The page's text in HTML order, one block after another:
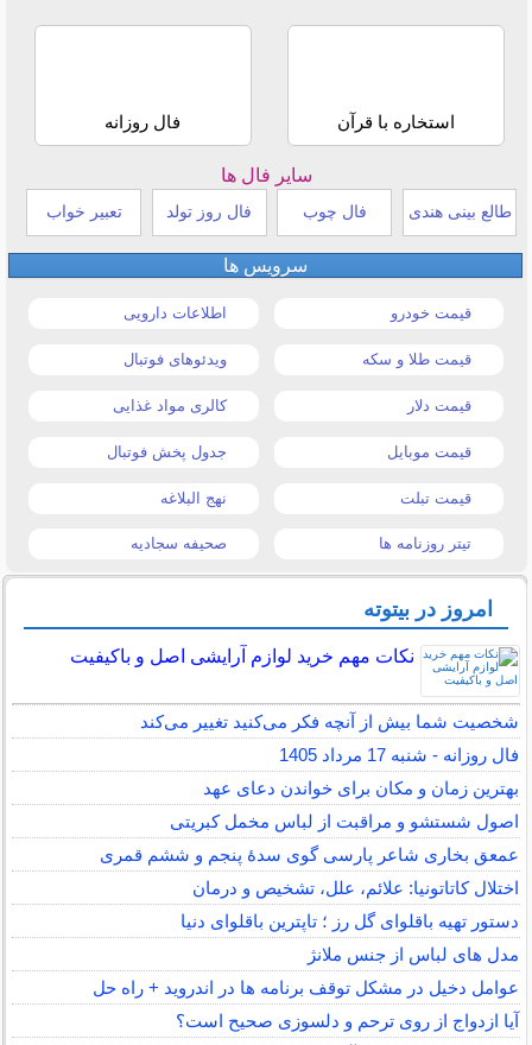
استخاره با قرآن فال روزانه
سایر فال ها
طالع بینی هندی فال چوب فال روز تولد تعبیر خواب
سرویس ها
قیمت خودرو اطلاعات دارویی
قیمت طلا و سکه ویدئوهای فوتبال
قیمت دلار کالری مواد غذایی
قیمت موبایل جدول پخش فوتبال
قیمت تبلت نهج البلاغه
تیتر روزنامه ها صحیفه سجادیه
امروز در بیتوته
نکات مهم خرید لوازم آرایشی اصل و باکیفیت
شخصیت شما بیش از آنچه فکر می‌کنید تغییر می‌کند
فال روزانه - شنبه 17 مرداد 1405
بهترین زمان و مکان برای خواندن دعای عهد
اصول شستشو و مراقبت از لباس مخمل کبریتی
عمعق بخاری شاعر پارسی گوی سدهٔ پنجم و ششم قمری
اختلال کاتاتونیا: علائم، علل، تشخیص و درمان
دستور تهیه باقلوای گل رز ؛ تاپترین باقلوای دنیا
مدل های لباس از جنس ملانژ
عوامل دخیل در مشکل توقف برنامه ها در اندروید + راه حل
آیا ازدواج از روی ترحم و دلسوزی صحیح است؟